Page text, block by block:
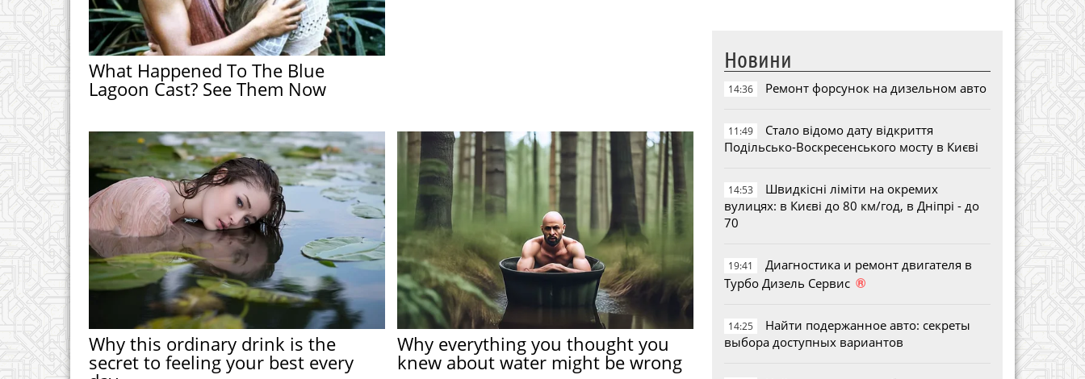
What Happened To The Blue
Lagoon Cast? See Them Now
Why this ordinary drink is the
secret to feeling your best every
Why everything you thought you
knew about water might be wrong
Новини
14:36 Ремонт форсунок на дизельном авто
11:49
Стало відомо дату відкриття
Подільсько-Воскресенського мосту в Києві
14:53
Швидкісні ліміти на окремих
вулицях: в Києві до 80 км/год, в Дніпрі - до
70
19:41
Диагностика и ремонт двигателя в
Турбо Дизель Сервис ®
14:25
Найти подержанное авто: секреты
выбора доступных вариантов